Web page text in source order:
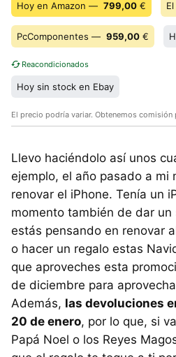
Hoy en Amazon — 799,00 €
PcComponentes — 959,00 €
Reacondicionados
Hoy sin stock en Ebay
El precio podría variar. Obtenemos comisión
Llevo haciéndolo así unos
ejemplo, el año pasado a mi
renovar el iPhone. Tenía un
momento también de dar un
estás pensando en renovar
o hacer un regalo estas
que aproveches esta
de diciembre para
Además, las devoluciones
20 de enero, por lo que, si
Papá Noel o los Reyes